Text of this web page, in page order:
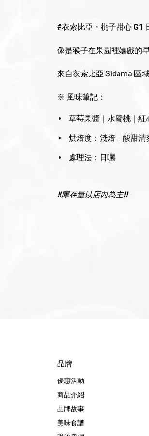
#衣索比亞・桃子甜心 G1
像是猴子在果園裡嬉戲的
來自衣索比亞 Sidama 區
※ 風味筆記：
草莓果醬｜水蜜桃｜
烘焙度：淺焙，酸甜清
處理法：日曬
‼️庫存量以店內為主‼️
品牌
優惠活動
商品介紹
品牌故事
美味食譜